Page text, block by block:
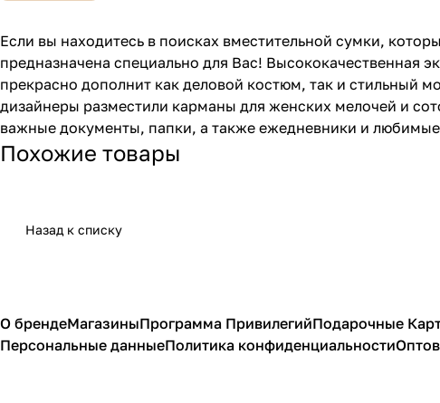
Если вы находитесь в поисках вместительной сумки,
предназначена специально для Вас! Высококачественная
прекрасно дополнит как деловой костюм, так и стильный
дизайнеры разместили карманы для женских мелочей и
важные документы, папки, а также ежедневники и
Похожие товары
Назад к списку
О брендеМагазиныПрограмма ПривилегийПодарочные
Персональные данныеПолитика конфиденциальности